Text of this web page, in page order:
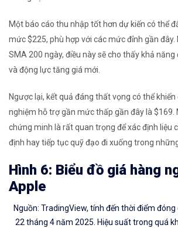
Một báo cáo thu nhập tốt hơn dự kiến ​​có thể
mức $225, phù hợp với các mức đỉnh gần đây.
SMA 200 ngày, điều này sẽ cho thấy khả
và động lực tăng giá mới.
Ngược lại, kết quả đáng thất vọng có thể
nghiệm hỗ trợ gần mức thấp gần đây là $169.
chứng minh là rất quan trọng để xác định liệu
định hay tiếp tục quỹ đạo đi xuống trong
Hình 6: Biểu đồ giá hàng
Apple
Nguồn: TradingView, tính đến thời điểm
22 tháng 4 năm 2025. Hiệu suất trong quá